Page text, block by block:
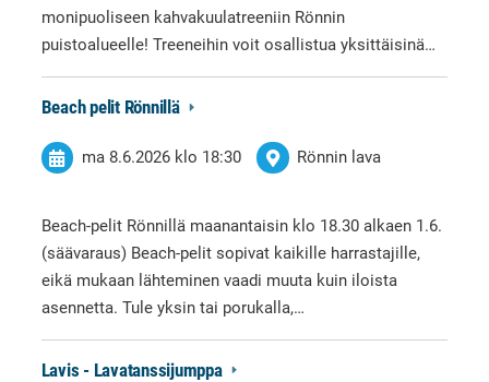
monipuoliseen kahvakuulatreeniin Rönnin
puistoalueelle! Treeneihin voit osallistua yksittäisinä…
Beach pelit Rönnillä
ma 8.6.2026 klo 18:30 Rönnin lava
Beach-pelit Rönnillä maanantaisin klo 18.30 alkaen 1.6.
(säävaraus) Beach-pelit sopivat kaikille harrastajille,
eikä mukaan lähteminen vaadi muuta kuin iloista
asennetta. Tule yksin tai porukalla,…
Lavis - Lavatanssijumppa